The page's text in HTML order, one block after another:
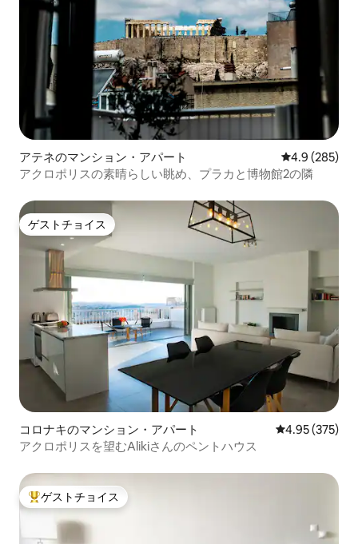
アテネのマンション・アパート レビュー285
4.9 (285)
アクロポリスの素晴らしい眺め、プラカと博物館2の隣
ゲストチョイス
ゲストチョイス
コロナキのマンション・アパート レビュー375
4.95 (375)
アクロポリスを望むAlikiさんのペントハウス
大好評のゲストチョイスです。
ゲストチョイス